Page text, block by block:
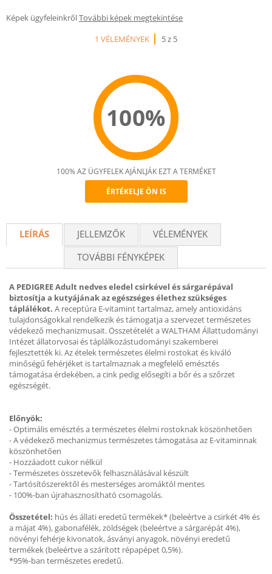
Képek ügyfeleinkrőlTovábbi képek megtekintése
1 VÉLEMÉNYEK
5 z 5
100%
Recommend
100% AZ ÜGYFELEK AJÁNLJÁK EZT A TERMÉKET
ÉRTÉKELJE ÖN IS
LEÍRÁS JELLEMZŐK
VÉLEMÉNYEK
TOVÁBBI FÉNYKÉPEK
A PEDIGREE Adult nedves eledel csirkével és sárgarépával
biztosítja a kutyájának az egészséges élethez szükséges
táplálékot. A receptúra E-vitamint tartalmaz, amely antioxidáns
tulajdonságokkal rendelkezik és támogatja a szervezet természetes
védekező mechanizmusait. Összetételét a WALTHAM Állattudományi
Intézet állatorvosai és táplálkozástudományi szakemberei
fejlesztették ki. Az ételek természetes élelmi rostokat és kiváló
minőségű fehérjéket is tartalmaznak a megfelelő emésztés
támogatása érdekében, a cink pedig elősegíti a bőr és a szőrzet
egészségét.
Előnyök:
- Optimális emésztés a természetes élelmi rostoknak köszönhetően
- A védekező mechanizmus természetes támogatása az E-vitaminnak
köszönhetően
- Hozzáadott cukor nélkül
- Természetes összetevők felhasználásával készült
- Tartósítószerektől és mesterséges aromáktól mentes
- 100%-ban újrahasznosítható csomagolás.
Összetétel: hús és állati eredetű termékek* (beleértve a csirkét 4% és
a májat 4%), gabonafélék, zöldségek (beleértve a sárgarépát 4%),
növényi fehérje kivonatok, ásványi anyagok, növényi eredetű
termékek (beleértve a szárított répapépet 0,5%).
*95%-ban természetes eredetű.